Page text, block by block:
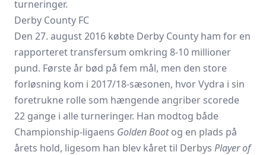
turneringer.
Derby County FC
Den 27. august 2016 købte Derby County ham for en
rapporteret transfersum omkring 8-10 millioner
pund. Første år bød på fem mål, men den store
forløsning kom i 2017/18-sæsonen, hvor Vydra i sin
foretrukne rolle som hængende angriber scorede
22 gange i alle turneringer. Han modtog både
Championship-ligaens Golden Bootog en plads på
årets hold, ligesom han blev kåret til Derbys Player of